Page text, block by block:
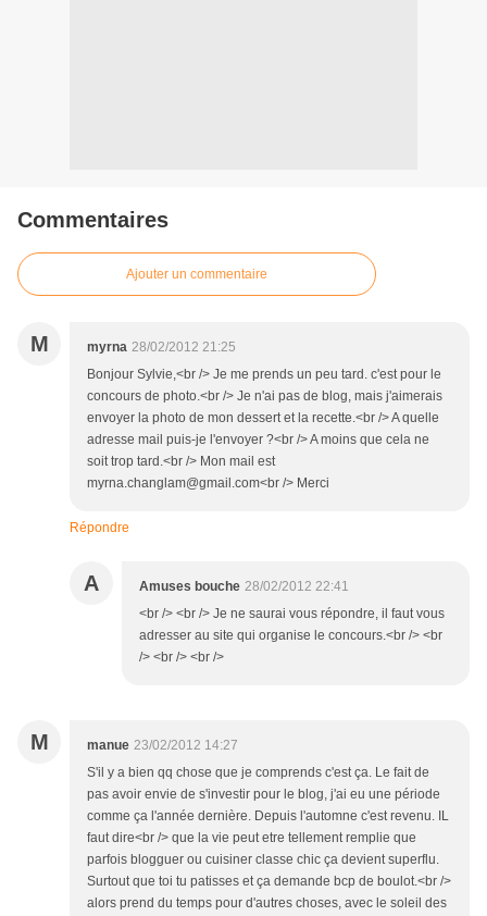
Commentaires
Ajouter un commentaire
M myrna 28/02/2012 21:25
Bonjour Sylvie,<br /> Je me prends un peu tard. c'est pour le
concours de photo.<br /> Je n'ai pas de blog, mais j'aimerais
envoyer la photo de mon dessert et la recette.<br /> A quelle
adresse mail puis-je l'envoyer ?<br /> A moins que cela ne
soit trop tard.<br /> Mon mail est
myrna.changlam@gmail.com<br /> Merci
Répondre
A Amuses bouche 28/02/2012 22:41
<br /> <br /> Je ne saurai vous répondre, il faut vous
adresser au site qui organise le concours.<br /> <br
/> <br /> <br />
M manue 23/02/2012 14:27
S'il y a bien qq chose que je comprends c'est ça. Le fait de
pas avoir envie de s'investir pour le blog, j'ai eu une période
comme ça l'année dernière. Depuis l'automne c'est revenu. IL
faut dire<br /> que la vie peut etre tellement remplie que
parfois blogguer ou cuisiner classe chic ça devient superflu.
Surtout que toi tu patisses et ça demande bcp de boulot.<br />
alors prend du temps pour d'autres choses, avec le soleil des